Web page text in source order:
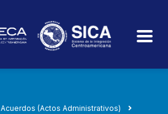
Acuerdos (Actos Administrativos)